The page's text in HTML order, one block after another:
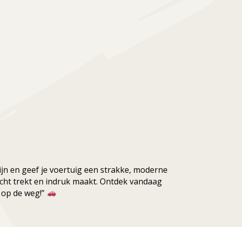
en geef je voertuig een strakke, moderne
trekt en indruk maakt. Ontdek vandaag
de weg!”